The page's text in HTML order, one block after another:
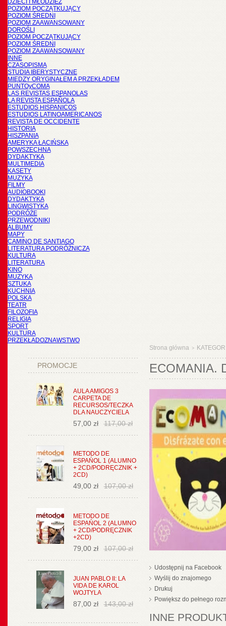
DZIECI I MŁODZIEŻ
POZIOM POCZĄTKUJĄCY
POZIOM ŚREDNI
POZIOM ZAAWANSOWANY
DOROŚLI
POZIOM POCZĄTKUJĄCY
POZIOM ŚREDNI
POZIOM ZAAWANSOWANY
INNE
CZASOPISMA
STUDIA IBERYSTYCZNE
MIĘDZY ORYGINAŁEM A PRZEKŁADEM
PUNTOyCOMA
LAS REVISTAS ESPANOLAS
LA REVISTA ESPAÑOLA
ESTUDIOS HISPANICOS
ESTUDIOS LATINOAMERICANOS
REVISTA DE OCCIDENTE
HISTORIA
HISZPANIA
AMERYKA ŁACIŃSKA
POWSZECHNA
DYDAKTYKA
MULTIMEDIA
KASETY
MUZYKA
FILMY
AUDIOBOOKI
DYDAKTYKA
LINGWISTYKA
PODRÓŻE
PRZEWODNIKI
ALBUMY
MAPY
CAMINO DE SANTIAGO
LITERATURA PODRÓŻNICZA
KULTURA
LITERATURA
KINO
MUZYKA
SZTUKA
KUCHNIA
POLSKA
TEATR
FILOZOFIA
RELIGIA
SPORT
KULTURA
PRZEKŁADOZNAWSTWO
PROMOCJE
AULA AMIGOS 3
CARPETA DE
RECURSOS/TECZKA
DLA NAUCZYCIELA
57,00 zł 117,00 zł
METODO DE
ESPAŃOL 1 (ALUMNO
+ 2CD/PODRĘCZNIK +
2CD)
49,00 zł 107,00 zł
METODO DE
ESPAŃOL 2 (ALUMNO
+ 2CD/PODRĘCZNIK
+2CD)
79,00 zł 107,00 zł
JUAN PABLO II: LA
VIDA DE KAROL
WOJTYLA
87,00 zł 143,00 zł
Strona główna >
ECOMANIA.
Udostępnij na Facebook
Wyślij do znajomego
Drukuj
Powiększ do pełnego
INNE